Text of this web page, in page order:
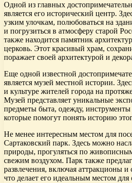
Одной из главных
является его исторический центр.
узким улочкам, полюбоваться на
и погрузиться в атмосферу старой
также находится памятник
церковь. Этот красивый храм,
поражает своей архитектурой и
Еще одной известной
является музей местной истории.
и культуре жителей города на
Музей представляет уникальные
предметы быта, одежду, инструменты
которые помогут понять историю
Не менее интересным местом для
Сартаковский парк. Здесь можно
природы, прогуляться по
свежим воздухом. Парк также
развлечения, включая аттракционы
что делает его идеальным местом для